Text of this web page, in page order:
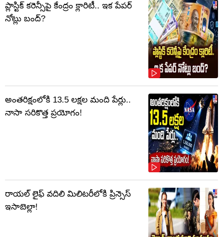
ప్లాస్టిక్‌ కరెన్సీపై కేంద్రం క్లారిటీ.. ఇక పేపర్‌
నోట్లు బంద్‌?
అంతరిక్షంలోకి 13.5 లక్షల మంది పేర్లు..
నాసా సరికొత్త ప్రయోగం!
రాయల్ లైఫ్ వదిలి మిలిటరీలోకి ప్రిన్సెస్
ఇసాబెల్లా!